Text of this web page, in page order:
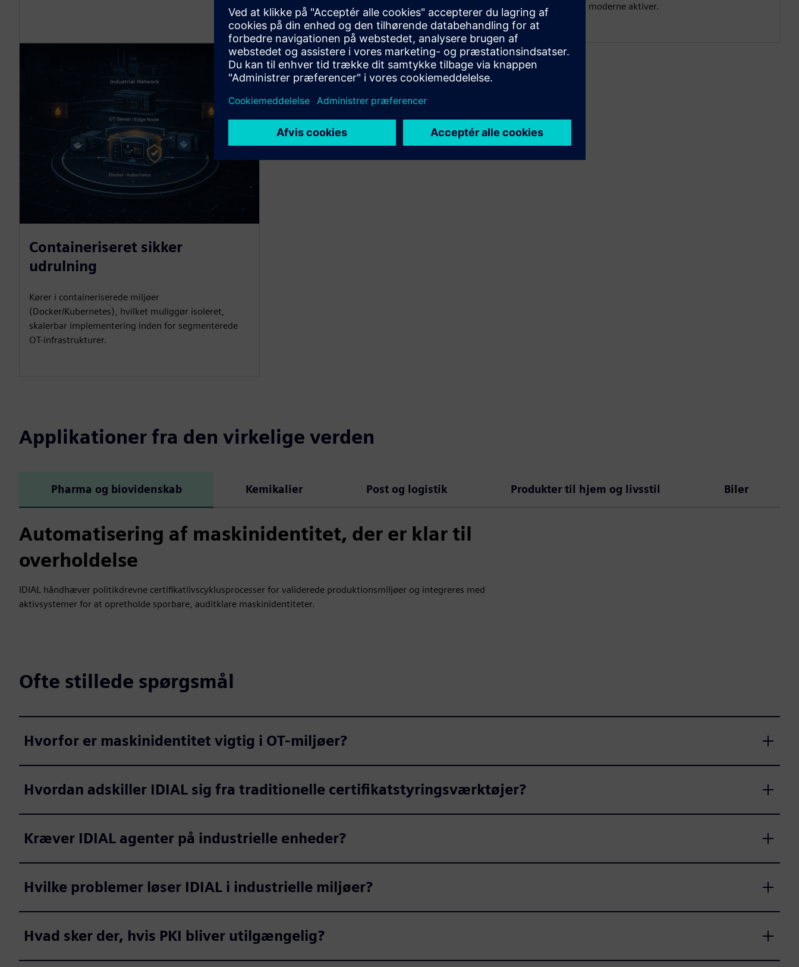
ældre og moderne aktiver.
Containeriseret sikker
udrulning
Kører i containeriserede miljøer
(Docker/Kubernetes), hvilket muliggør isoleret,
skalerbar implementering inden for segmenterede
OT-infrastrukturer.
Applikationer fra den virkelige verden
Pharma og biovidenskab Kemikalier Post og logistik Produkter til hjem og livsstil Biler
Automatisering af maskinidentitet, der er klar til
overholdelse
IDIAL håndhæver politikdrevne certifikatlivscyklusprocesser for validerede produktionsmiljøer og integreres med
aktivsystemer for at opretholde sporbare, auditklare maskinidentiteter.
Ofte stillede spørgsmål
Hvorfor er maskinidentitet vigtig i OT-miljøer?
Hvordan adskiller IDIAL sig fra traditionelle certifikatstyringsværktøjer?
Kræver IDIAL agenter på industrielle enheder?
Hvilke problemer løser IDIAL i industrielle miljøer?
Hvad sker der, hvis PKI bliver utilgængelig?